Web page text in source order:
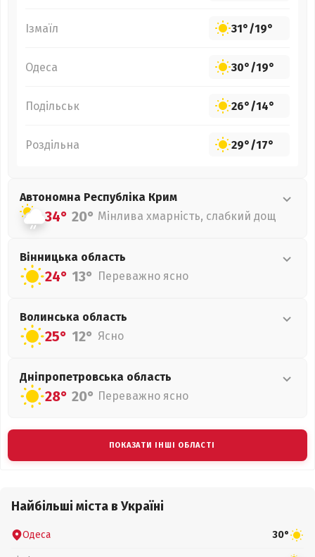
Ізмаїл 31°/19°
Одеса 30°/19°
Подільськ 26°/14°
Роздільна 29°/17°
Автономна Республіка Крим
34° 20° Мінлива хмарність, слабкий дощ
Вінницька область
24° 13° Переважно ясно
Волинська область
25° 12° Ясно
Дніпропетровська область
28° 20° Переважно ясно
ПОКАЗАТИ ІНШІ ОБЛАСТІ
Найбільші міста в Україні
Одеса 30°